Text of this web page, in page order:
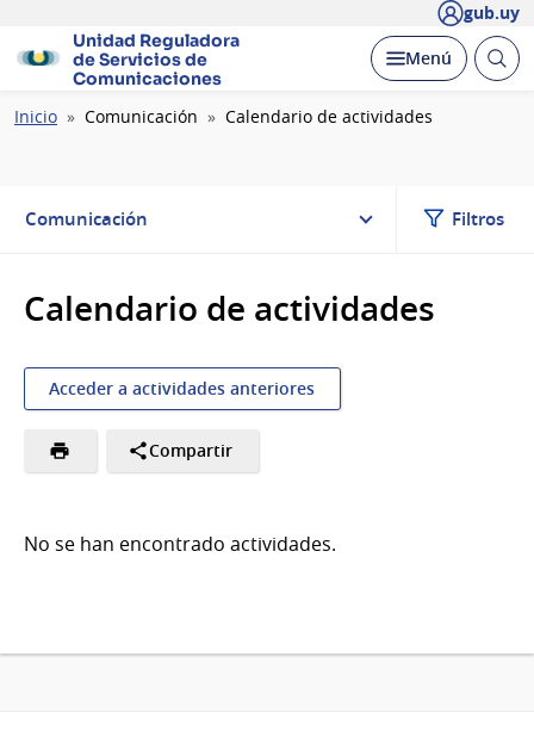
gub.uy
Unidad Reguladora
de Servicios de
Comunicaciones
Desplegar
Menú Abrir
Ruta
Inicio Comunicación Calendario de actividades
Comunicación Filtros
Calendario de actividades
Acceder a actividades anteriores
Compartir
No se han encontrado actividades.